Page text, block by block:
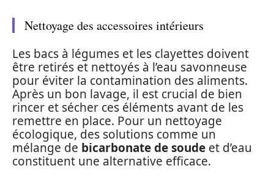
Nettoyage des accessoires intérieurs
Les bacs à légumes et les clayettes doivent
être retirés et nettoyés à l’eau savonneuse
pour éviter la contamination des aliments.
Après un bon lavage, il est crucial de bien
rincer et sécher ces éléments avant de les
remettre en place. Pour un nettoyage
écologique, des solutions comme un
mélange de bicarbonate de soude et d’eau
constituent une alternative efficace.